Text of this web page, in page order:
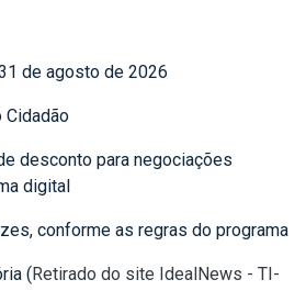
de agosto de 2026
Cidadão
desconto para negociações
digital
conforme as regras do programa
(Retirado do site IdealNews - TI-